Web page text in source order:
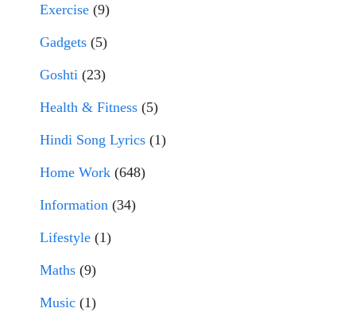
Exercise (9)
Gadgets (5)
Goshti (23)
Health & Fitness (5)
Hindi Song Lyrics (1)
Home Work (648)
Information (34)
Lifestyle (1)
Maths (9)
Music (1)